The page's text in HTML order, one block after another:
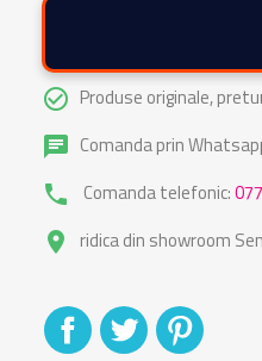
check_circle_outline Produse originale,
chat Comanda prin
phone Comanda telefonic:
place ridica din showroom
DistribuitiTweet